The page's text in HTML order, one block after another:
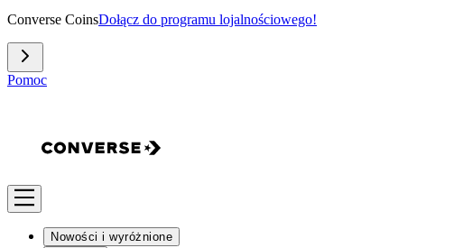
Converse CoinsDołącz do programu lojalnościowego!
Pomoc
Nowości i wyróżnione